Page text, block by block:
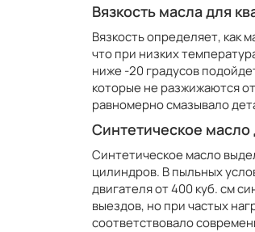
Вязкость масла для
Вязкость определяет, как
что при низких
ниже -20 градусов
которые не разжижаются
равномерно смазывало
Синтетическое
Синтетическое масло
цилиндров. В пыльных
двигателя от 400 куб. см
выездов, но при частых
соответствовало